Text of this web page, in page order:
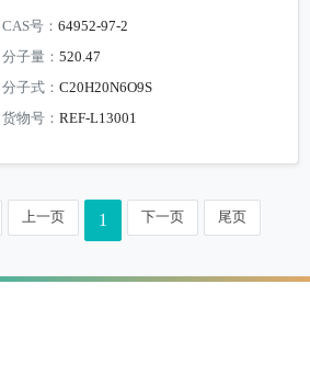
CAS号：64952-97-2
分子量：520.47
分子式：C20H20N6O9S
货物号：REF-L13001
上一页 1 下一页 尾页